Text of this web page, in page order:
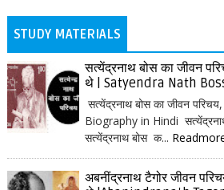
STUDY MATERIALS
सत्येंद्रनाथ बोस का जीवन
थे | Satyendra Nath
सत्येंद्रनाथ बोस का जीवन
Biography in Hindi
सत्येंद्रनाथ बोस क...
अबनींद्रनाथ टैगोर जीवन